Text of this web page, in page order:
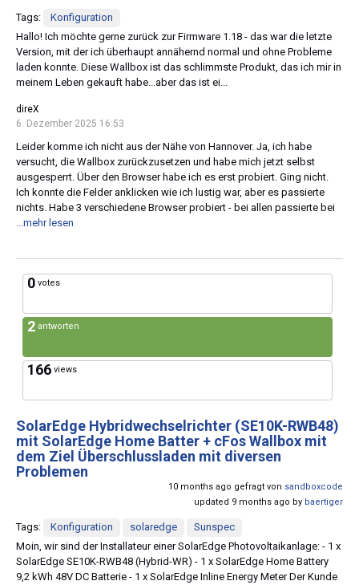
Tags:
Konfiguration
Hallo! Ich möchte gerne zurück zur Firmware 1.18 - das war die letzte
Version, mit der ich überhaupt annähernd normal und ohne Probleme
laden konnte. Diese Wallbox ist das schlimmste Produkt, das ich mir in
meinem Leben gekauft habe...aber das ist ei...
direX
6. Dezember 2025 16:53
Leider komme ich nicht aus der Nähe von Hannover. Ja, ich habe
versucht, die Wallbox zurückzusetzen und habe mich jetzt selbst
ausgesperrt. Über den Browser habe ich es erst probiert. Ging nicht.
Ich konnte die Felder anklicken wie ich lustig war, aber es passierte
nichts. Habe 3 verschiedene Browser probiert - bei allen passierte bei
...mehr lesen
0 votes
2 antworten
166 views
SolarEdge Hybridwechselrichter (SE10K-RWB48)
mit SolarEdge Home Batter + cFos Wallbox mit
dem Ziel Überschlussladen mit diversen
Problemen
10 months ago gefragt von sandboxcode
updated 9 months ago by baertiger
Tags: Konfiguration solaredge
Sunspec
Moin, wir sind der Installateur einer SolarEdge Photovoltaikanlage: - 1 x
SolarEdge SE10K-RWB48 (Hybrid-WR) - 1 x SolarEdge Home Battery
9,2 kWh 48V DC Batterie - 1 x SolarEdge Inline Energy Meter Der Kunde